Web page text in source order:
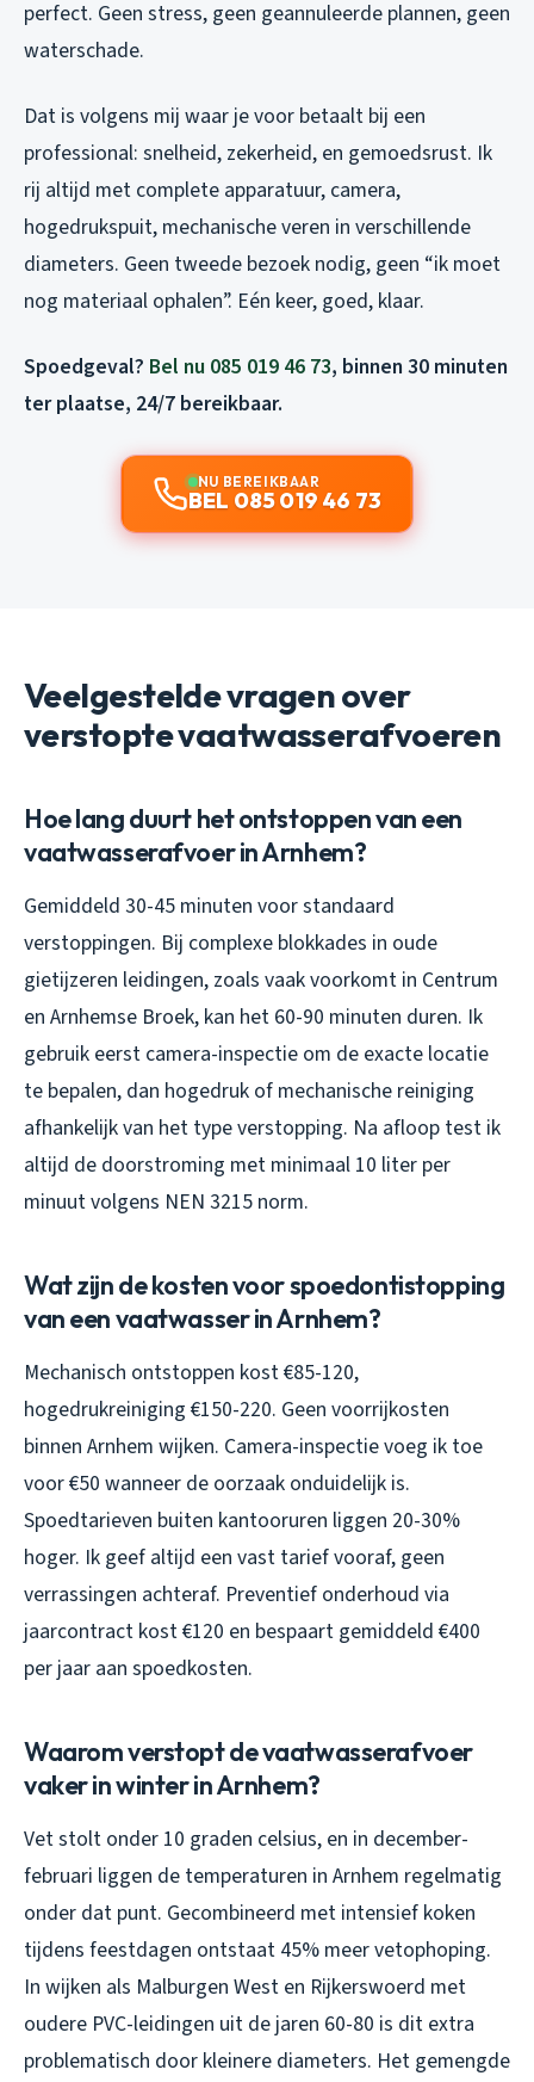
perfect. Geen stress, geen geannuleerde plannen, geen
waterschade.
Dat is volgens mij waar je voor betaalt bij een
professional: snelheid, zekerheid, en gemoedsrust. Ik
rij altijd met complete apparatuur, camera,
hogedrukspuit, mechanische veren in verschillende
diameters. Geen tweede bezoek nodig, geen “ik moet
nog materiaal ophalen”. Eén keer, goed, klaar.
Spoedgeval? Bel nu 085 019 46 73, binnen 30 minuten
ter plaatse, 24/7 bereikbaar.
NU BEREIKBAAR
BEL 085 019 46 73
Veelgestelde vragen over
verstopte vaatwasserafvoeren
Hoe lang duurt het ontstoppen van een
vaatwasserafvoer in Arnhem?
Gemiddeld 30-45 minuten voor standaard
verstoppingen. Bij complexe blokkades in oude
gietijzeren leidingen, zoals vaak voorkomt in Centrum
en Arnhemse Broek, kan het 60-90 minuten duren. Ik
gebruik eerst camera-inspectie om de exacte locatie
te bepalen, dan hogedruk of mechanische reiniging
afhankelijk van het type verstopping. Na afloop test ik
altijd de doorstroming met minimaal 10 liter per
minuut volgens NEN 3215 norm.
Wat zijn de kosten voor spoedontistopping
van een vaatwasser in Arnhem?
Mechanisch ontstoppen kost €85-120,
hogedrukreiniging €150-220. Geen voorrijkosten
binnen Arnhem wijken. Camera-inspectie voeg ik toe
voor €50 wanneer de oorzaak onduidelijk is.
Spoedtarieven buiten kantooruren liggen 20-30%
hoger. Ik geef altijd een vast tarief vooraf, geen
verrassingen achteraf. Preventief onderhoud via
jaarcontract kost €120 en bespaart gemiddeld €400
per jaar aan spoedkosten.
Waarom verstopt de vaatwasserafvoer
vaker in winter in Arnhem?
Vet stolt onder 10 graden celsius, en in december-
februari liggen de temperaturen in Arnhem regelmatig
onder dat punt. Gecombineerd met intensief koken
tijdens feestdagen ontstaat 45% meer vetophoping.
In wijken als Malburgen West en Rijkerswoerd met
oudere PVC-leidingen uit de jaren 60-80 is dit extra
problematisch door kleinere diameters. Het gemengde